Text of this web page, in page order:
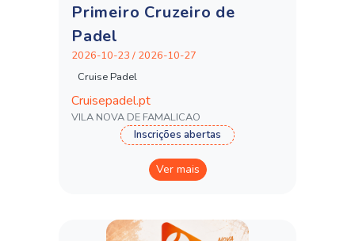
Primeiro Cruzeiro de
Padel
2026-10-23 / 2026-10-27
Cruise Padel
Cruisepadel.pt
VILA NOVA DE FAMALICAO
Inscrições abertas
Ver mais